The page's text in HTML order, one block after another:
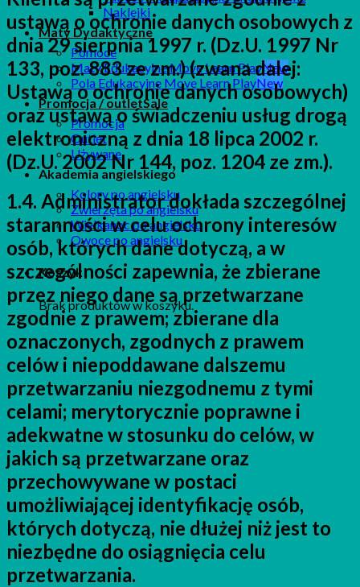
Naklejki
Maty Dydaktyczne
Pomoce
Maty Edukacyjne Move Learn Play
Pola Edukacyjne Move Learn Play
Promocja / outlet
Promocja
Outlet
Używane
Akademia angielskiego
Kolory po angielsku
Zwierzęta po angielsku
Wielkanoc po angielsku
Owoce po angielsku
Koszyk
Brak produktów w koszyku.
ustawą o ochronie danych osobowych z
dnia 29 sierpnia 1997 r. (Dz.U. 1997 Nr
133, poz. 883 ze zm.) (zwana dalej:
Ustawą o ochronie danych osobowych)
oraz ustawą o świadczeniu usług drogą
elektroniczną z dnia 18 lipca 2002 r.
(Dz.U. 2002 Nr 144, poz. 1204 ze zm.).
1.4. Administrator dokłada szczególnej
staranności w celu ochrony interesów
osób, których dane dotyczą, a w
szczególności zapewnia, że zbierane
przez niego dane są przetwarzane
zgodnie z prawem; zbierane dla
oznaczonych, zgodnych z prawem
celów i niepoddawane dalszemu
przetwarzaniu niezgodnemu z tymi
celami; merytorycznie poprawne i
adekwatne w stosunku do celów, w
jakich są przetwarzane oraz
przechowywane w postaci
umożliwiającej identyfikację osób,
których dotyczą, nie dłużej niż jest to
niezbędne do osiągnięcia celu
przetwarzania.